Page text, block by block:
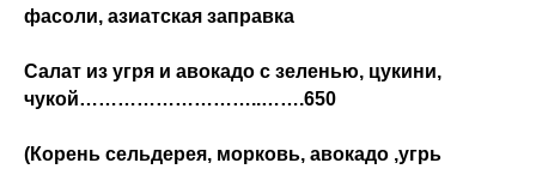
фасоли, азиатская заправка
Салат из угря и авокадо с зеленью, цукини,
чукой………………………..…….650
(Корень сельдерея, морковь, авокадо ,угрь